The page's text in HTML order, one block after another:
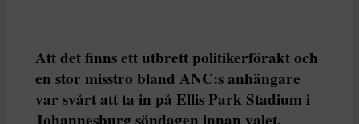
Att det finns ett utbrett politikerförakt och
en stor misstro bland ANC:s anhängare
var svårt att ta in på Ellis Park Stadium i